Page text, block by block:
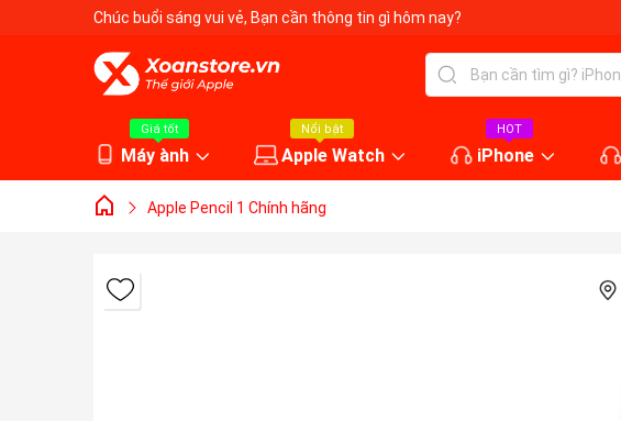
Chúc buổi sáng vui vẻ, Bạn cần thông tin gì hôm nay?
Giá tốt
Máy ành
Nổi bật
Apple Watch
HOT
iPhone
Apple Pencil 1 Chính hãng